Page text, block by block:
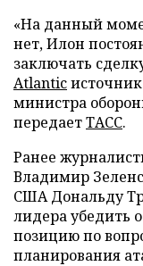
«На данный
нет, Илон
заключать
Atlantic
министра
передаетТАСС.
Ранее
Владимир
США Дональду
лидера убедить
позицию по
планирования